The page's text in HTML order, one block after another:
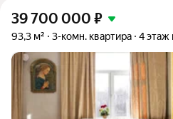
39 700 000 ₽
93,3 м² 3-комн. квартира 4 этаж